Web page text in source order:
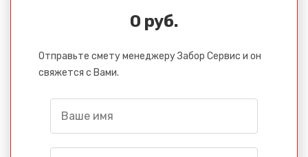
0 руб.
Отправьте смету менеджеру Забор Сервис и он
свяжется с Вами.